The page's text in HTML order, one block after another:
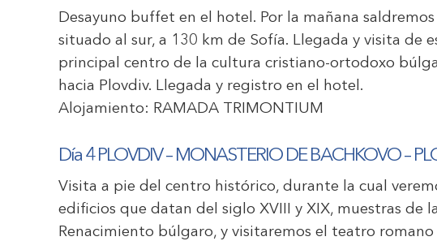
Desayuno buffet en el hotel. Por la mañana
situado al sur, a 130 km de Sofía. Llegada y visita de
principal centro de la cultura cristiano-ortodoxo
hacia Plovdiv. Llegada y registro en el hotel.
Alojamiento: RAMADA TRIMONTIUM
Día 4 PLOVDIV – MONASTERIO DE BACHKOVO –
Visita a pie del centro histórico, durante la cual
edificios que datan del siglo XVIII y XIX, muestras de
Renacimiento búlgaro, y visitaremos el teatro